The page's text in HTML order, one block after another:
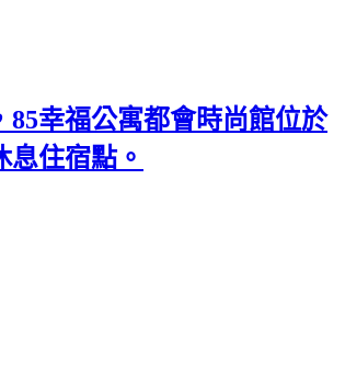
幸福公寓都會時尚館位於
住宿點。